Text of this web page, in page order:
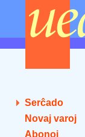
Serĉado
Novaj varoj
Abonoj